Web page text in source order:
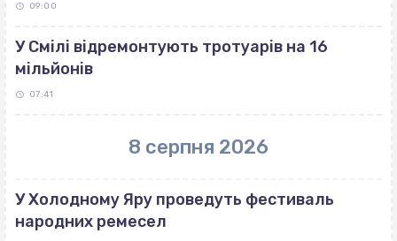
09:00
У Смілі відремонтують тротуарів на 16
мільйонів
07:41
8 серпня 2026
У Холодному Яру проведуть фестиваль
народних ремесел